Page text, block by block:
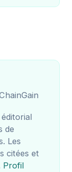
de
Les
citées et
Profil